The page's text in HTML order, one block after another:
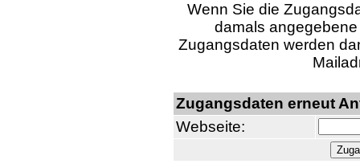
Wenn Sie die
damals
Zugangsdaten werden
Zugangsdaten erneut
Webseite: